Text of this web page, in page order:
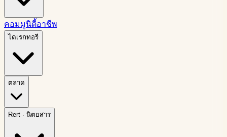
คอมมูนิตี้อาชีพ
ไดเรกทอรี
ตลาด
Rert · นิตยสาร